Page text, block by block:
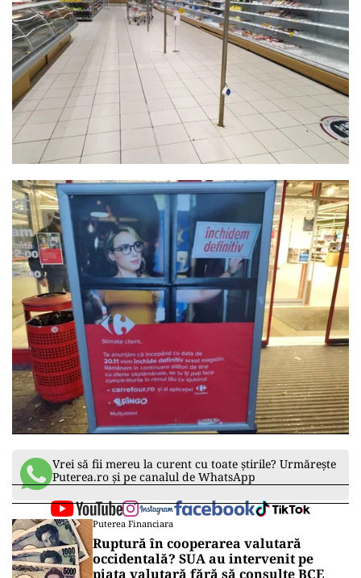
Vrei să fii mereu la curent cu toate știrile? Urmărește
Puterea.ro și pe canalul de WhatsApp
Puterea Financiara
Ruptură în cooperarea valutară
occidentală? SUA au intervenit pe
piața valutară fără să consulte BCE